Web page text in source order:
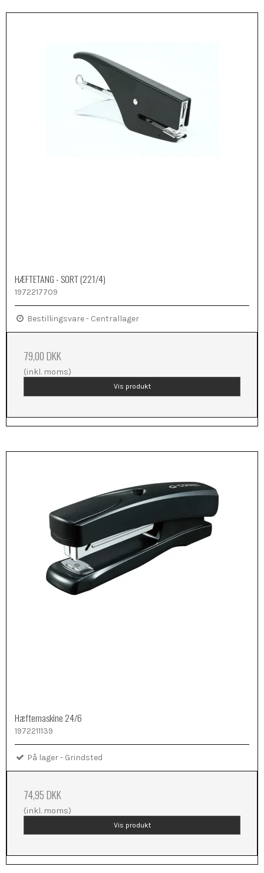
HÆFTETANG - SORT (221/4)
1972217709
Bestillingsvare - Centrallager
79,00 DKK
(inkl. moms)
Vis produkt
Hæftemaskine 24/6
1972211139
På lager - Grindsted
74,95 DKK
(inkl. moms)
Vis produkt